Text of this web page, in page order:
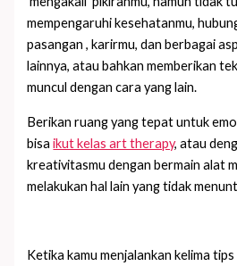
mempengaruhi kesehatanmu,
pasangan , karirmu, dan berbagai
lainnya, atau bahkan memberikan
muncul dengan cara yang lain.
Berikan ruang yang tepat untuk
bisaikut kelas art therapy, atau
kreativitasmu dengan bermain alat
melakukan hal lain yang tidak
Ketika kamu menjalankan kelima